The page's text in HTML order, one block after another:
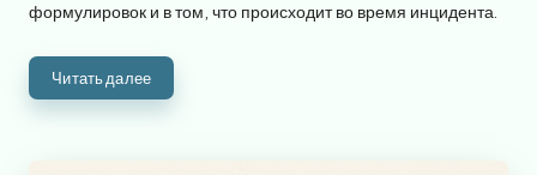
формулировок и в том, что происходит во время инцидента.
Читать далее